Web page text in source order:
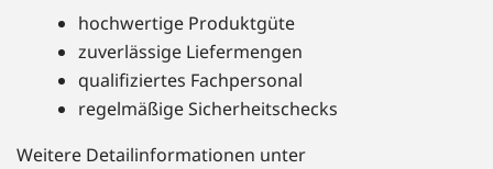
hochwertige Produktgüte
zuverlässige Liefermengen
qualifiziertes Fachpersonal
regelmäßige Sicherheitschecks
Weitere Detailinformationen unter